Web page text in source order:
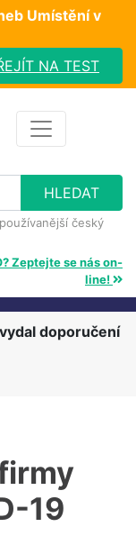
Umístění v
NA TEST
český
Zeptejte se nás on-
line!
doporučení
19